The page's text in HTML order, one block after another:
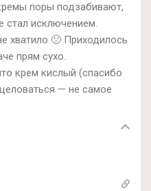
поры подзабивают,
стал исключением.
хватило 🙁 Приходилось
прям сухо.
крем кислый (спасибо
— не самое